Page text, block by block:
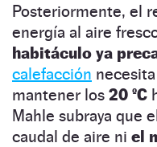
Posteriormente, el
energía al aire
habitáculo ya
calefacción
mantener los 20 ºC
Mahle subraya que
caudal de aire ni el